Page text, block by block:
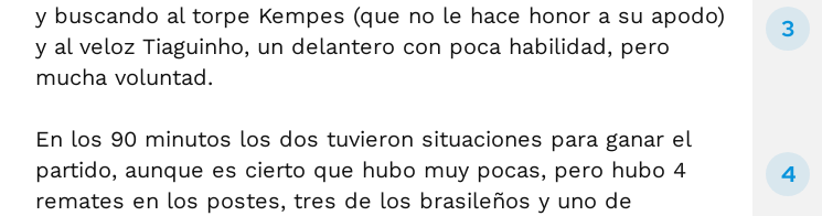
y buscando al torpe Kempes (que no le hace honor a su apodo)
y al veloz Tiaguinho, un delantero con poca habilidad, pero
mucha voluntad.
En los 90 minutos los dos tuvieron situaciones para ganar el
partido, aunque es cierto que hubo muy pocas, pero hubo 4
remates en los postes, tres de los brasileños y uno de